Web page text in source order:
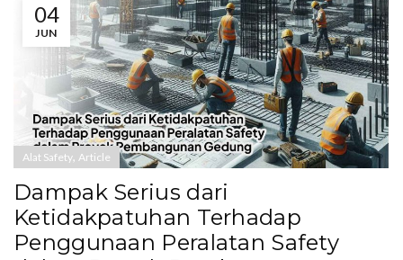
04
JUN
Alat Safety, Article
Dampak Serius dari
Ketidakpatuhan Terhadap
Penggunaan Peralatan Safety